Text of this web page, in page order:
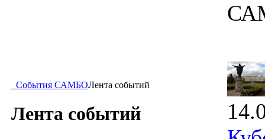
События САМБОЛента событий
Лента событий